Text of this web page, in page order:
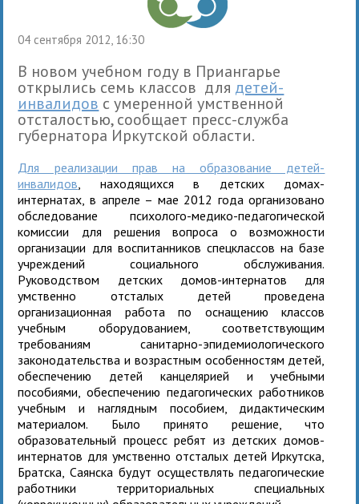
04 сентября 2012, 16:30
В новом учебном году в Приангарье
открылись семь классов для детей-
инвалидов с умеренной умственной
отсталостью, сообщает пресс-служба
губернатора Иркутской области.
Для реализации прав на образование детей-
инвалидов , находящихся в детских домах-
интернатах, в апреле – мае 2012 года организовано
обследование психолого-медико-педагогической
комиссии для решения вопроса о возможности
организации для воспитанников спецклассов на базе
учреждений социального обслуживания.
Руководством детских домов-интернатов для
умственно отсталых детей проведена
организационная работа по оснащению классов
учебным оборудованием, соответствующим
требованиям санитарно-эпидемиологического
законодательства и возрастным особенностям детей,
обеспечению детей канцелярией и учебными
пособиями, обеспечению педагогических работников
учебным и наглядным пособием, дидактическим
материалом. Было принято решение, что
образовательный процесс ребят из детских домов-
интернатов для умственно отсталых детей Иркутска,
Братска, Саянска будут осуществлять педагогические
работники территориальных специальных